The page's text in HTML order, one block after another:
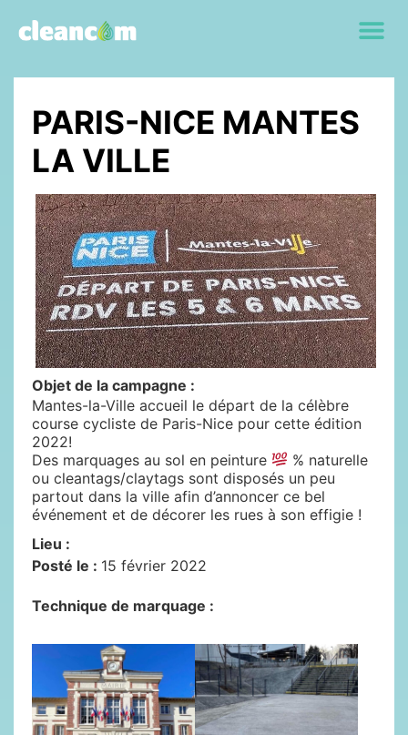
PARIS-NICE MANTES
LA VILLE
Objet de la campagne :
Mantes-la-Ville accueil le départ de la célèbre
course cycliste de Paris-Nice pour cette édition
2022!
Des marquages au sol en peinture
% naturelle
ou cleantags/claytags sont disposés un peu
partout dans la ville afin d’annoncer ce bel
événement et de décorer les rues à son effigie !
Lieu :
Posté le : 15 février 2022
Technique de marquage :